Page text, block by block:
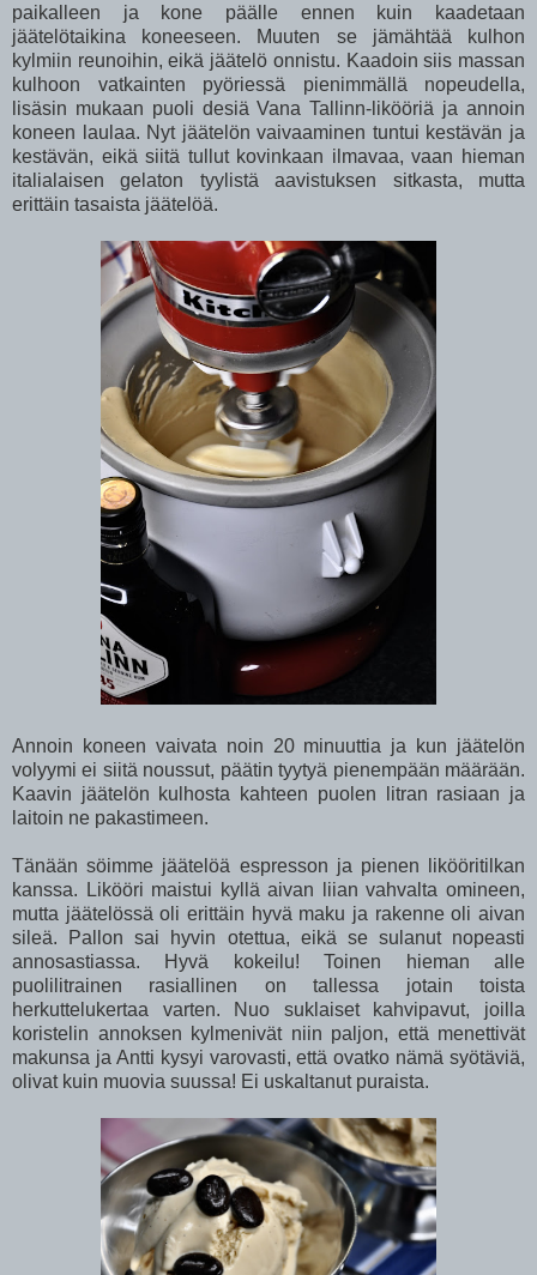
paikalleen ja kone päälle ennen kuin kaadetaan
jäätelötaikina koneeseen. Muuten se jämähtää kulhon
kylmiin reunoihin, eikä jäätelö onnistu. Kaadoin siis massan
kulhoon vatkainten pyöriessä pienimmällä nopeudella,
lisäsin mukaan puoli desiä Vana Tallinn-likööriä ja annoin
koneen laulaa. Nyt jäätelön vaivaaminen tuntui kestävän ja
kestävän, eikä siitä tullut kovinkaan ilmavaa, vaan hieman
italialaisen gelaton tyylistä aavistuksen sitkasta, mutta
erittäin tasaista jäätelöä.
Annoin koneen vaivata noin 20 minuuttia ja kun jäätelön
volyymi ei siitä noussut, päätin tyytyä pienempään määrään.
Kaavin jäätelön kulhosta kahteen puolen litran rasiaan ja
laitoin ne pakastimeen.
Tänään söimme jäätelöä espresson ja pienen likööritilkan
kanssa. Likööri maistui kyllä aivan liian vahvalta omineen,
mutta jäätelössä oli erittäin hyvä maku ja rakenne oli aivan
sileä. Pallon sai hyvin otettua, eikä se sulanut nopeasti
annosastiassa. Hyvä kokeilu! Toinen hieman alle
puolilitrainen rasiallinen on tallessa jotain toista
herkuttelukertaa varten. Nuo suklaiset kahvipavut, joilla
koristelin annoksen kylmenivät niin paljon, että menettivät
makunsa ja Antti kysyi varovasti, että ovatko nämä syötäviä,
olivat kuin muovia suussa! Ei uskaltanut puraista.